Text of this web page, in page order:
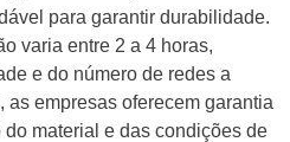
para garantir durabilidade.
varia entre 2 a 4 horas,
e do número de redes a
as empresas oferecem garantia
material e das condições de